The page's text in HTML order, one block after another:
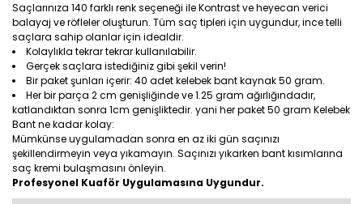
Saçlarınıza 140 farklı renk seçeneği ile Kontrast ve heyecan verici
balayaj ve röfleler oluşturun. Tüm saç tipleri için uygundur, ince telli
saçlara sahip olanlar için idealdir.
Kolaylıkla tekrar tekrar kullanılabilir.
Gerçek saçlara istediğiniz gibi şekil verin!
Bir paket şunları içerir: 40 adet kelebek bant kaynak 50 gram.
Her bir parça 2 cm genişliğinde ve 1.25 gram ağırlığındadır,
katlandıktan sonra 1cm genişliktedir. yani her paket 50 gram Kelebek
Bant ne kadar kolay:
Mümkünse uygulamadan sonra en az iki gün saçınızı
şekillendirmeyin veya yıkamayın. Saçınızı yıkarken bant kısımlarına
saç kremi bulaşmasını önleyin.
Profesyonel Kuaför Uygulamasına Uygundur.